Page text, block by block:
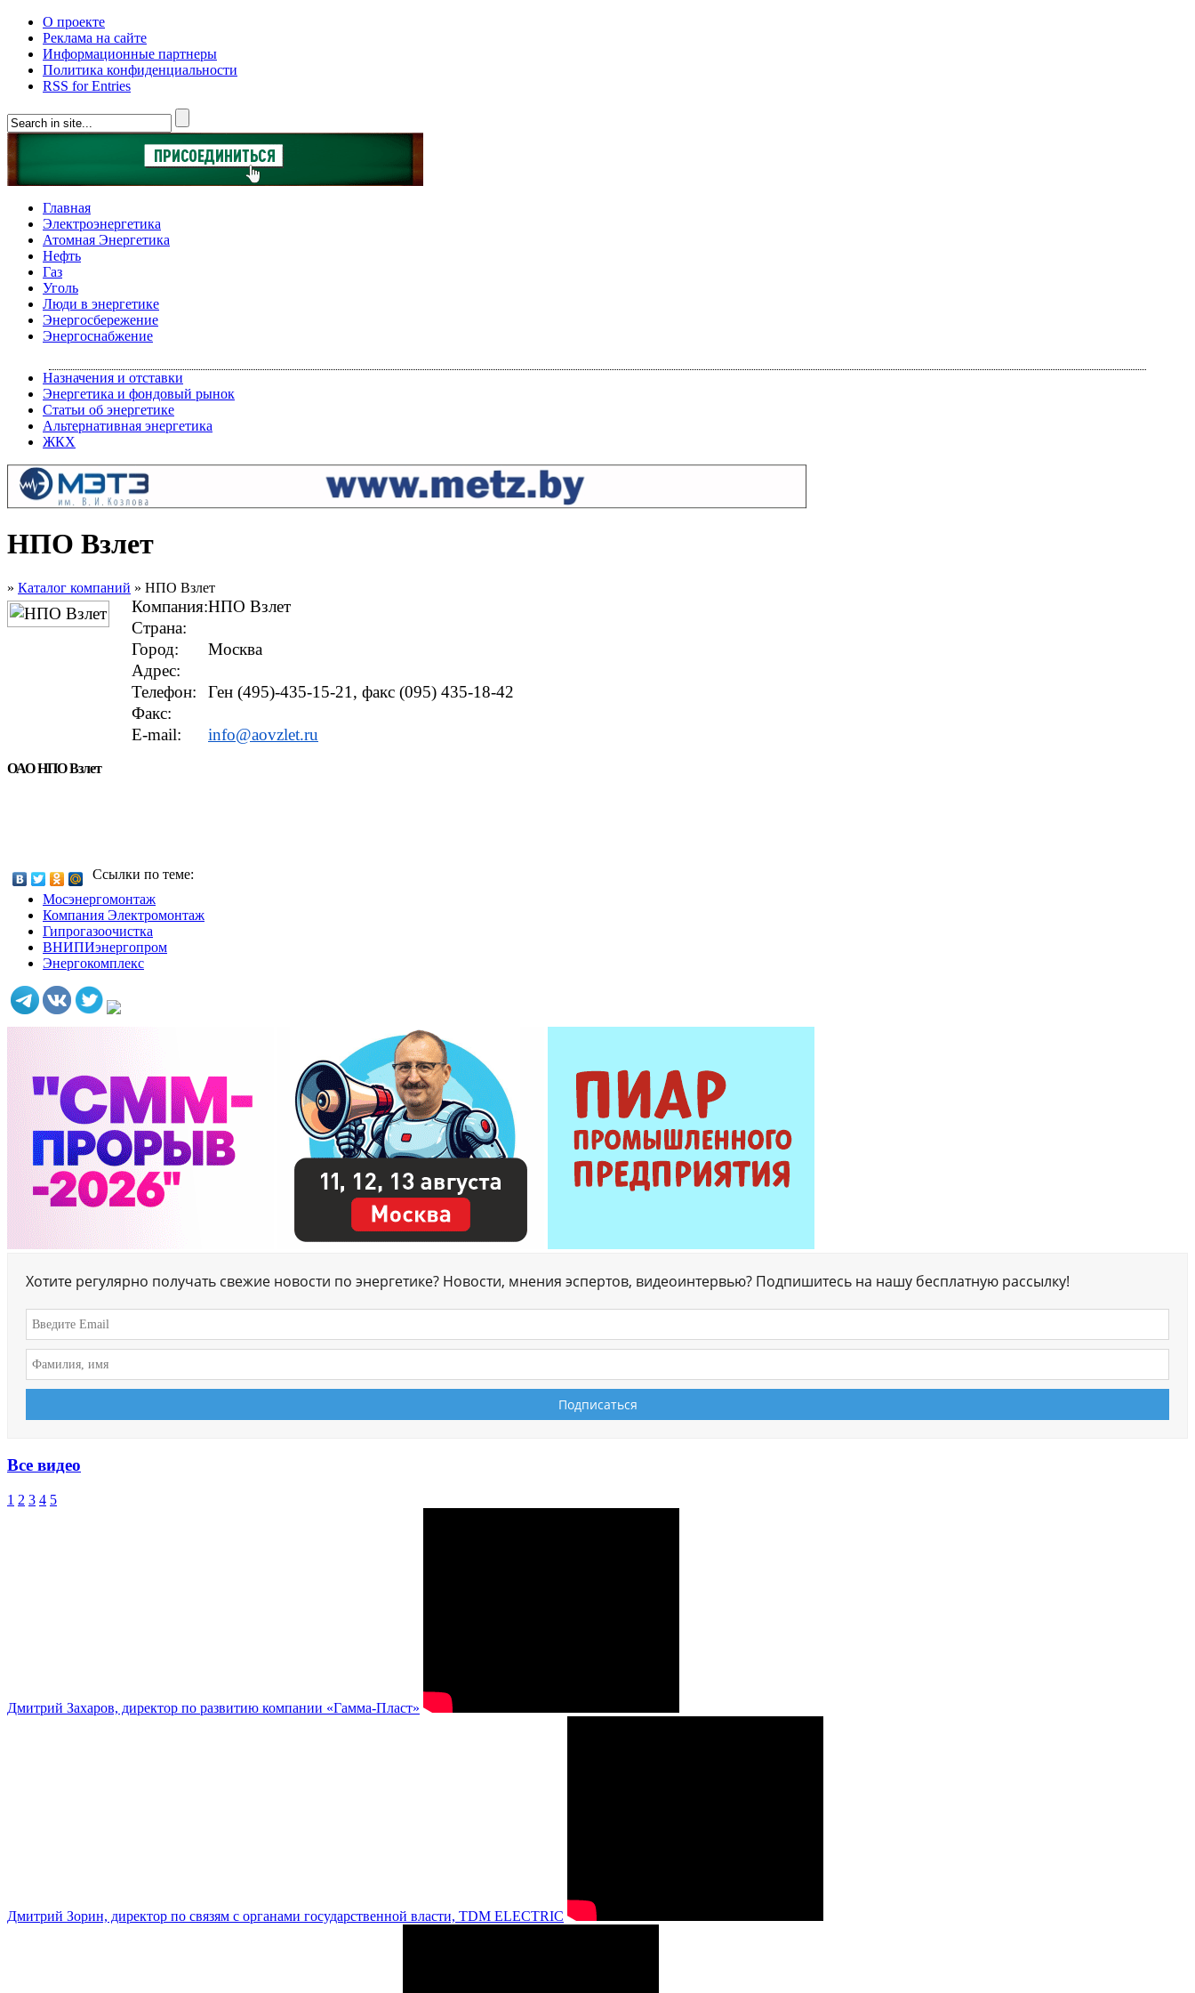
О проекте
Реклама на сайте
Информационные партнеры
Политика конфиденциальности
RSS for Entries
Главная
Электроэнергетика
Атомная Энергетика
Нефть
Газ
Уголь
Люди в энергетике
Энергосбережение
Энергоснабжение
Назначения и отставки
Энергетика и фондовый рынок
Статьи об энергетике
Альтернативная энергетика
ЖКХ
НПО Взлет
» Каталог компаний » НПО Взлет
Компания:НПО Взлет
Страна:
Город:
Москва
Адрес:
Телефон:
Ген (495)-435-15-21, факс (095) 435-18-42
Факс:
E-mail:
info@aovzlet.ru
ОАО НПО Взлет
Ссылки по теме:
Мосэнергомонтаж
Компания Электромонтаж
Гипрогазоочистка
ВНИПИэнергопром
Энергокомплекс
Хотите регулярно получать свежие новости по энергетике? Новости, мнения эспертов, видеоинтервью? Подпишитесь на нашу бесплатную рассылку!
Все видео
1 2 3 4 5
Дмитрий Захаров, директор по развитию компании «Гамма-Пласт»
Дмитрий Зорин, директор по связям с органами государственной власти, TDM ELECTRIC